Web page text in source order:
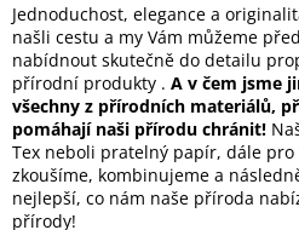
Jednoduchost, elegance a
našli cestu a my Vám můžeme
nabídnout skutečně do detailu
přírodní produkty . A v čem jsme
všechny z přírodních materiálů,
pomáhají naši přírodu chránit!
Tex neboli pratelný papír, dále pro
zkoušíme, kombinujeme a
nejlepší, co nám naše příroda
přírody!